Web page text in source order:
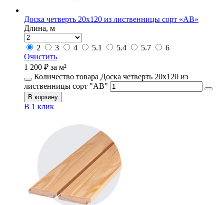
Доска четверть 20х120 из лиственницы сорт «АВ»
Длина, м
2 3 4 5.1 5.4 5.7
6
Очистить
1 200 ₽ за м²
Количество товара Доска четверть 20х120 из
лиственницы сорт "АВ"
В корзину
В 1 клик